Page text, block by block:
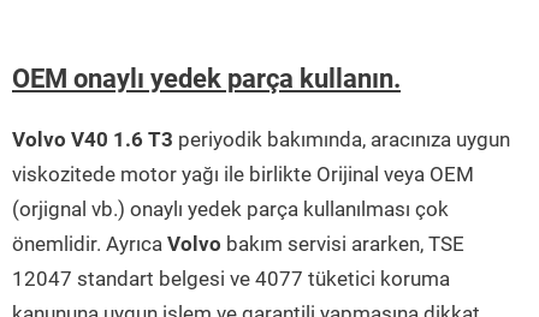
OEM onaylı yedek parça kullanın.
Volvo V40 1.6 T3 periyodik bakımında, aracınıza uygun
viskozitede motor yağı ile birlikte Orijinal veya OEM
(orjignal vb.) onaylı yedek parça kullanılması çok
önemlidir. Ayrıca Volvo bakım servisi ararken, TSE
12047 standart belgesi ve 4077 tüketici koruma